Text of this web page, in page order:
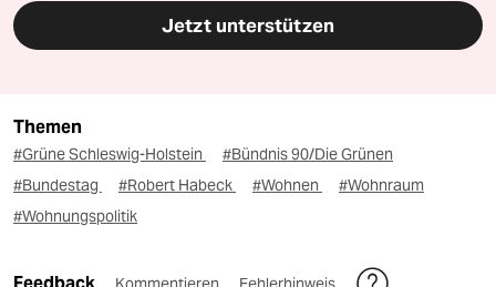
Jetzt unterstützen
Themen
#Grüne Schleswig-Holstein
#Bündnis 90/Die Grünen
#Bundestag
#Robert Habeck #Wohnen
#Wohnraum
#Wohnungspolitik